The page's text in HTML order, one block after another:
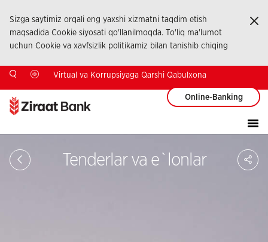
Sizga saytimiz orqali eng yaxshi xizmatni taqdim etish
maqsadida Cookie siyosati qo'llanilmoqda. To'liq ma'lumot
uchun Cookie va xavfsizlik politikamiz bilan tanishib chiqing
Virtual va Korrupsiyaga Qarshi Qabulxona
Online-Banking
Tenderlar va e`lonlar